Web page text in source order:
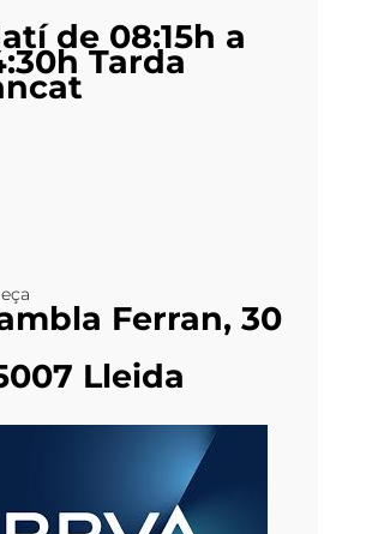
de 08:15h a
Tarda
Ferran, 30
Lleida